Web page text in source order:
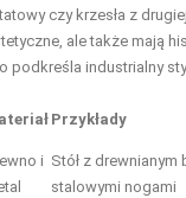
czy krzesła z
ale także mają
podkreśla industrialny
Przykłady
i Stół z drewnianym
stalowymi nogami